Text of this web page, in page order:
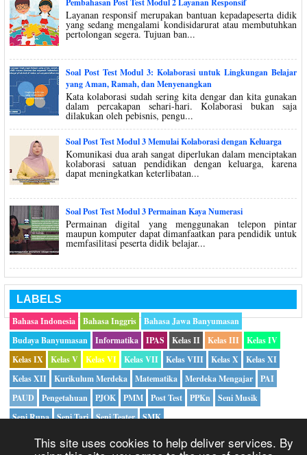
Pembahasan Post Test Modul 2 Layanan Responsif
Layanan responsif merupakan bantuan kepadapeserta didik
yang sedang mengalami kondisidarurat atau membutuhkan
pertolongan segera. Tujuan ban...
Soal Post Test Modul 3: Kolaborasi untuk Lingkungan Belajar
yang Aman, Ramah, dan Menyenangkan
Kata kolaborasi sudah sering kita dengar dan kita gunakan
dalam percakapan sehari-hari. Kolaborasi bukan saja
dilakukan oleh pebisnis, pengu...
Soal Post Test Modul 3 Memulai Kolaborasi dengan Keluarga
Komunikasi dua arah sangat diperlukan dalam menciptakan
kolaborasi satuan pendidikan dengan keluarga, karena
dapat meningkatkan keterlibatan...
Soal Post Test Modul 3 Permainan Kaya Numerasi
Permainan digital yang menggunakan telepon pintar
maupun komputer dapat dimanfaatkan para pendidik untuk
memfasilitasi peserta didik belajar...
LABELS
Bahasa Indonesia
Bahasa Inggris
Bahasa Jawa Banyumasan
Budaya Banyumasan
Informatika IPAS Kelas II Kelas III
Kelas IV
Kelas IX
Kelas V Kelas VI Kelas VII Kelas VIII Kelas X
Kelas XI
Kelas XII
Kurikulum Merdeka Matematika Merdeka Mengajar
PAI
PAUD
Pengetahuan PJOK PMM Post Test PPKn
Seni Musik
Seni Rupa
Seni Tari Seni Teater SMK
This site uses cookies to help deliver services. By